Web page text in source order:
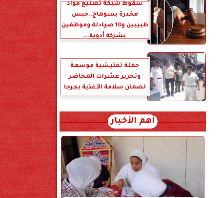
سقوط شبكة تصنيع مواد
مخدرة بسوهاج..حبس
طبيبين و10 صيادلة وموظفين
بشركة أدوية...
حملة تفتيشية موسعة
وتحرير عشرات المحاضر
لضمان سلامة الأغذية بجرجا
أهم الأخبار